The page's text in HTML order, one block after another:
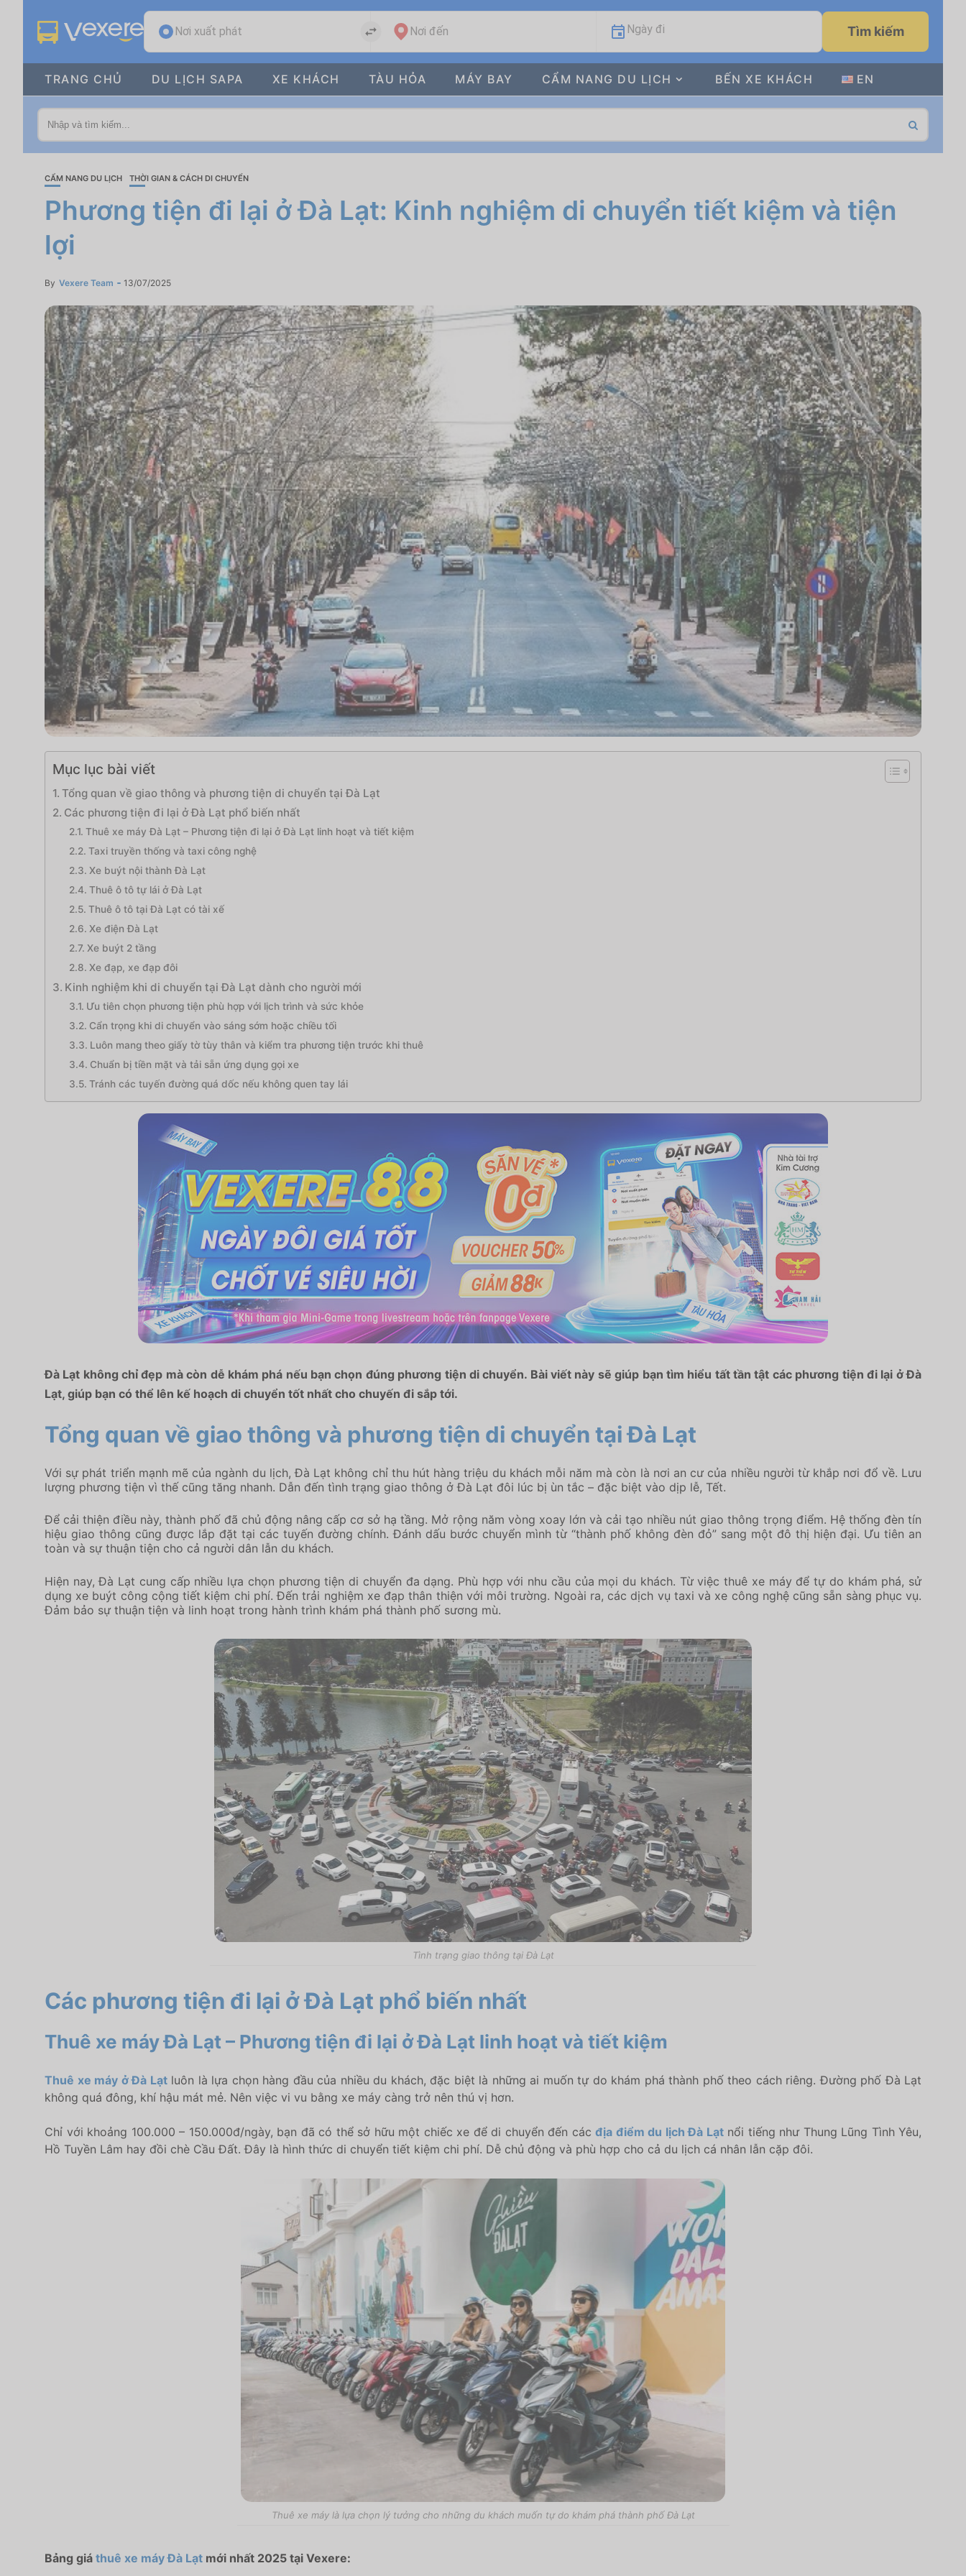
Nơi xuất phát Nơi đến Ngày đi Tìm kiếm
TRANG CHỦ DU LỊCH SAPA XE KHÁCH TÀU HỎA MÁY BAY CẨM NANG DU LỊCH BẾN XE KHÁCH EN
CẨM NANG DU LỊCH THỜI GIAN & CÁCH DI CHUYỂN
Phương tiện đi lại ở Đà Lạt: Kinh nghiệm di chuyển tiết kiệm và tiện
lợi
By Vexere Team 13/07/2025
Mục lục bài viết
Tổng quan về giao thông và phương tiện di chuyển tại Đà Lạt
Các phương tiện đi lại ở Đà Lạt phổ biến nhất
Thuê xe máy Đà Lạt – Phương tiện đi lại ở Đà Lạt linh hoạt và tiết kiệm
Taxi truyền thống và taxi công nghệ
Xe buýt nội thành Đà Lạt
Thuê ô tô tự lái ở Đà Lạt
Thuê ô tô tại Đà Lạt có tài xế
Xe điện Đà Lạt
Xe buýt 2 tầng
Xe đạp, xe đạp đôi
Kinh nghiệm khi di chuyển tại Đà Lạt dành cho người mới
Ưu tiên chọn phương tiện phù hợp với lịch trình và sức khỏe
Cẩn trọng khi di chuyển vào sáng sớm hoặc chiều tối
Luôn mang theo giấy tờ tùy thân và kiểm tra phương tiện trước khi thuê
Chuẩn bị tiền mặt và tải sẵn ứng dụng gọi xe
Tránh các tuyến đường quá dốc nếu không quen tay lái
Đà Lạt không chỉ đẹp mà còn dễ khám phá nếu bạn chọn đúng phương tiện di chuyển. Bài viết này sẽ giúp bạn tìm hiểu tất tần tật các phương tiện đi lại ở Đà
Lạt, giúp bạn có thể lên kế hoạch di chuyển tốt nhất cho chuyến đi sắp tới.
Tổng quan về giao thông và phương tiện di chuyển tại Đà Lạt
Với sự phát triển mạnh mẽ của ngành du lịch, Đà Lạt không chỉ thu hút hàng triệu du khách mỗi năm mà còn là nơi an cư của nhiều người từ khắp nơi đổ về. Lưu
lượng phương tiện vì thế cũng tăng nhanh. Dẫn đến tình trạng giao thông ở Đà Lạt đôi lúc bị ùn tắc – đặc biệt vào dịp lễ, Tết.
Để cải thiện điều này, thành phố đã chủ động nâng cấp cơ sở hạ tầng. Mở rộng năm vòng xoay lớn và cải tạo nhiều nút giao thông trọng điểm. Hệ thống đèn tín
hiệu giao thông cũng được lắp đặt tại các tuyến đường chính. Đánh dấu bước chuyển mình từ “thành phố không đèn đỏ” sang một đô thị hiện đại. Ưu tiên an
toàn và sự thuận tiện cho cả người dân lẫn du khách.
Hiện nay, Đà Lạt cung cấp nhiều lựa chọn phương tiện di chuyển đa dạng. Phù hợp với nhu cầu của mọi du khách. Từ việc thuê xe máy để tự do khám phá, sử
dụng xe buýt công cộng tiết kiệm chi phí. Đến trải nghiệm xe đạp thân thiện với môi trường. Ngoài ra, các dịch vụ taxi và xe công nghệ cũng sẵn sàng phục vụ.
Đảm bảo sự thuận tiện và linh hoạt trong hành trình khám phá thành phố sương mù.
Tình trạng giao thông tại Đà Lạt
Các phương tiện đi lại ở Đà Lạt phổ biến nhất
Thuê xe máy Đà Lạt – Phương tiện đi lại ở Đà Lạt linh hoạt và tiết kiệm
Thuê xe máy ở Đà Lạtluôn là lựa chọn hàng đầu của nhiều du khách, đặc biệt là những ai muốn tự do khám phá thành phố theo cách riêng. Đường phố Đà Lạt
không quá đông, khí hậu mát mẻ. Nên việc vi vu bằng xe máy càng trở nên thú vị hơn.
Chỉ với khoảng 100.000 – 150.000đ/ngày, bạn đã có thể sở hữu một chiếc xe để di chuyển đến các địa điểm du lịch Đà Lạtnổi tiếng như Thung Lũng Tình Yêu,
Hồ Tuyền Lâm hay đồi chè Cầu Đất. Đây là hình thức di chuyển tiết kiệm chi phí. Dễ chủ động và phù hợp cho cả du lịch cá nhân lẫn cặp đôi.
Thuê xe máy là lựa chọn lý tưởng cho những du khách muốn tự do khám phá thành phố Đà Lạt
Bảng giá thuê xe máy Đà Lạt mới nhất 2025 tại Vexere: